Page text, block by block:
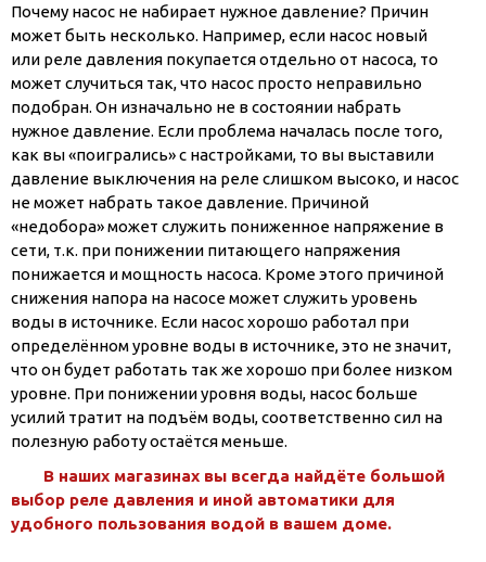
Почему насос не набирает нужное давление? Причин
может быть несколько. Например, если насос новый
или реле давления покупается отдельно от насоса, то
может случиться так, что насос просто неправильно
подобран. Он изначально не в состоянии набрать
нужное давление. Если проблема началась после того,
как вы «поигрались» с настройками, то вы выставили
давление выключения на реле слишком высоко, и насос
не может набрать такое давление. Причиной
«недобора» может служить пониженное напряжение в
сети, т.к. при понижении питающего напряжения
понижается и мощность насоса. Кроме этого причиной
снижения напора на насосе может служить уровень
воды в источнике. Если насос хорошо работал при
определённом уровне воды в источнике, это не значит,
что он будет работать так же хорошо при более низком
уровне. При понижении уровня воды, насос больше
усилий тратит на подъём воды, соответственно сил на
полезную работу остаётся меньше.
В наших магазинах вы всегда найдёте большой
выбор реле давления и иной автоматики для
удобного пользования водой в вашем доме.